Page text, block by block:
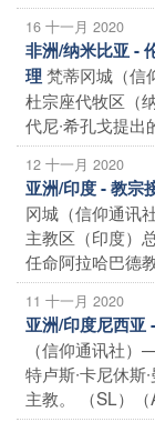
16 十一月 2020
非洲/纳米比亚 -
理梵蒂冈城（信
杜宗座代牧区（
代尼∙希孔戈提
12 十一月 2020
亚洲/印度 - 教宗
冈城（信仰通讯
主教区（印度）
任命阿拉哈巴德
11 十一月 2020
亚洲/印度尼西亚
（信仰通讯社
特卢斯∙卡尼休斯
主教。 （SL）